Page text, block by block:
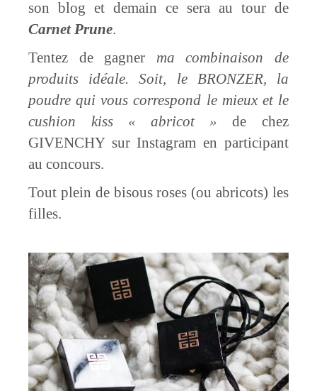
son blog et demain ce sera au tour de
Carnet Prune.
Tentez de gagner ma combinaison de
produits idéale. Soit, le BRONZER, la
poudre qui vous correspond le mieux et le
cushion kiss « abricot » de chez
GIVENCHY sur Instagram en participant
au concours.
Tout plein de bisous roses (ou abricots) les
filles.